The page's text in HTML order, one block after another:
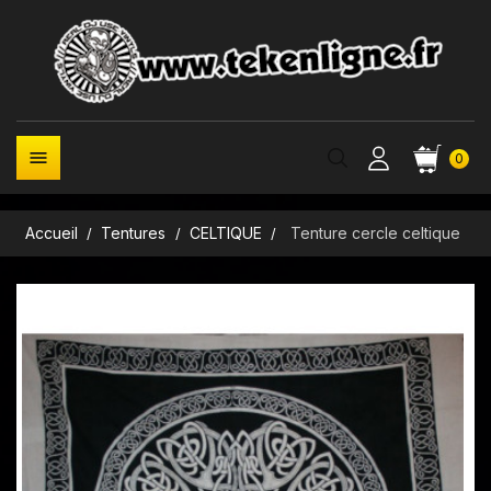
0

Accueil Tentures CELTIQUE Tenture cercle celtique